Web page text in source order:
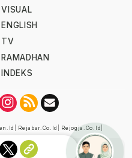
VISUAL
ENGLISH
TV
RAMADHAN
INDEKS
Rejabar.co.id Rejogja.co.id
Dewan Pers